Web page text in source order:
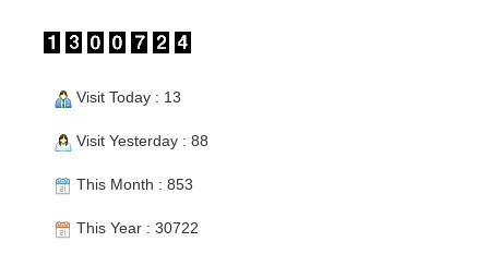
Visit Today : 13
Visit Yesterday : 88
This Month : 853
This Year : 30722